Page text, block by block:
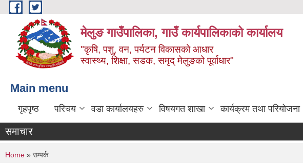
Skip to main content
मेलुङ गाउँपालिका, गाउँ कार्यपालिकाको कार्यालय
"कृषि, पशु, वन, पर्यटन विकासको आधार
स्वास्थ्य, शिक्षा, सडक, समृद् मेलुङको पूर्वाधार"
Main menu
गृहपृष्ठ परिचय वडा कार्यालयहरु विषयगत शाखा कार्यक्रम तथा परियोजना
समाचार
You are here
Home » सम्पर्क